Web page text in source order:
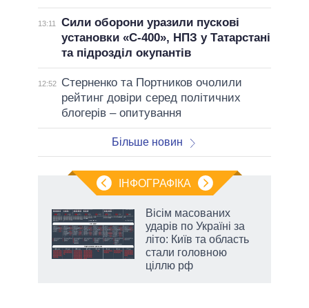
13:11
Сили оборони уразили пускові
установки «С-400», НПЗ у Татарстані
та підрозділ окупантів
12:52
Стерненко та Портников очолили
рейтинг довіри серед політичних
блогерів – опитування
Більше новин
ІНФОГРАФІКА
Вісім масованих
ударів по Україні за
літо: Київ та область
стали головною
ціллю рф